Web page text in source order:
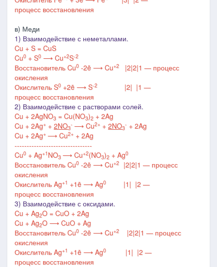
процесс восстановления
в) Меди
1) Взаимодействие с неметаллами.
Cu + S = CuS
Cu0 + S0 ⟶ Cu+2S-2
Восстановитель Cu0 -2ē ⟶ Cu+2 |2|2|1 — процесс
окисления
Окислитель S0 +2ē ⟶ S-2 |2| |1 —
процесс восстановления
2) Взаимодействие с растворами солей.
Cu + 2AgNO3 = Cu(NO3)2 + 2Ag
Cu + 2Ag+ + 2NO3
- ⟶ Cu2+ + 2NO3
- + 2Ag
Cu + 2Ag+ ⟶ Cu2+ + 2Ag
--------------------------------
Cu0 + Ag+1 NO3 ⟶ Cu+2(NO3)2 + Ag0
Восстановитель Cu0 -2ē ⟶ Cu+2 |2|2|1 — процесс
окисления
Окислитель Ag+1 +1ē ⟶ Ag0 |1 | |2 —
процесс восстановления
3) Взаимодействие с оксидами.
Cu + Ag2O = CuO + 2Ag
Cu + Ag2O ⟶ CuO + Ag
Восстановитель Cu0 -2ē ⟶ Cu+2 |2|2|1 — процесс
окисления
Окислитель Ag+1 +1ē ⟶ Ag0 |1 | |2 —
процесс восстановления